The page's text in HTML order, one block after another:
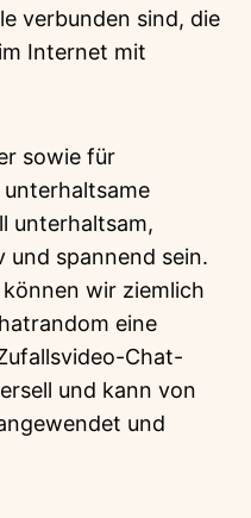
verbunden sind, die
Internet mit
sowie für
unterhaltsam,
spannend sein.
wir ziemlich
eine
Chat-
und kann von
und